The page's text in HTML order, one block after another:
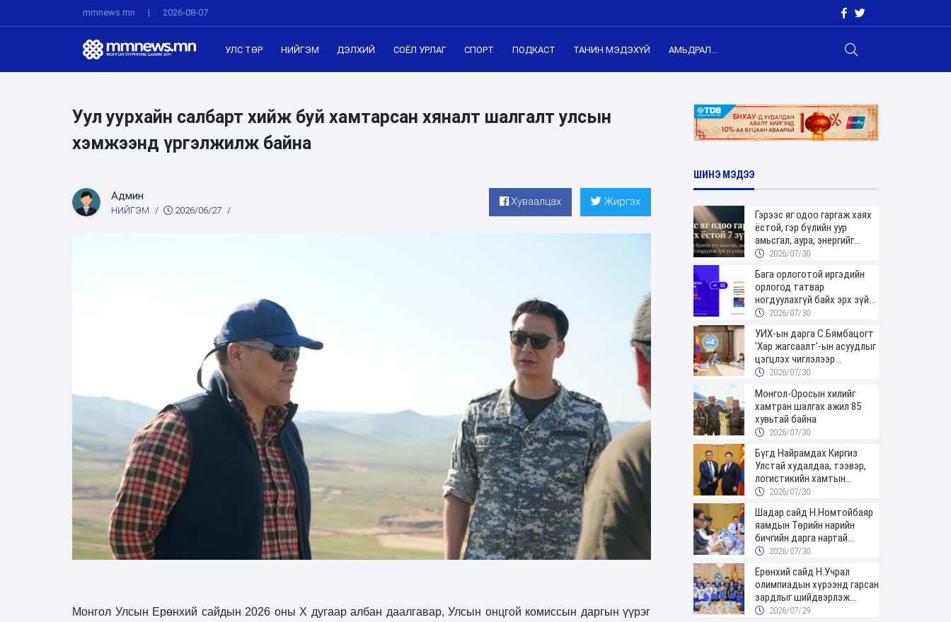
mmnews.mn | 2026-08-07
УЛС ТӨР НИЙГЭМ ДЭЛХИЙ СОЁЛ УРЛАГ СПОРТ ПОДКАСТ ТАНИН МЭДЭХҮЙ АМЬДРАЛ...
Уул уурхайн салбарт хийж буй хамтарсан хяналт шалгалт улсын
хэмжээнд үргэлжилж байна
Админ
НИЙГЭМ / 2026/06/27 /
Хуваалцах Жиргэх
Монгол Улсын Ерөнхий сайдын 2026 оны X дугаар албан даалгавар, Улсын онцгой комиссын даргын үүрэг
ШИНЭ МЭДЭЭ
Гэрээс яг одоо гаргаж хаях
ёстой, гэр бүлийн уур
амьсгал, аура, энергийг
хордуулдаг 7 зүйл
2026/07/30
Бага орлоготой иргэдийн
орлогод татвар
ногдуулахгүй байх эрх зүйн
орчныг бүрдүүллээ
2026/07/30
УИХ-ын дарга С.Бямбацогт
'Хар жагсаалт'-ын асуудлыг
цэгцлэх чиглэлээр
Монголбанкны удирдлагад
үүрэг өглөө
2026/07/30
Монгол-Оросын хилийг
хамтран шалгах ажил 85
хувьтай байна
2026/07/30
Бүгд Найрамдах Киргиз
Улстай худалдаа, тээвэр,
логистикийн хамтын
ажиллагааг өргөжүүлнэ
2026/07/30
Шадар сайд Н.Номтойбаяр
яамдын Төрийн нарийн
бичгийн дарга нартай
шуурхай хуралдлаа
2026/07/30
Ерөнхий сайд Н.Учрал
олимпиадын хүрээнд гарсан
зардлыг шийдвэрлэж
өгөхөөр болов
2026/07/29